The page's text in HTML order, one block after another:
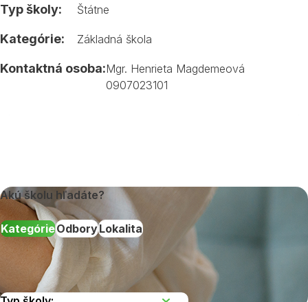
Typ školy: Štátne
Kategórie: Základná škola
Kontaktná osoba:Mgr. Henrieta Magdemeová
0907023101
Akú školu hľadáte?
KategórieOdboryLokalita